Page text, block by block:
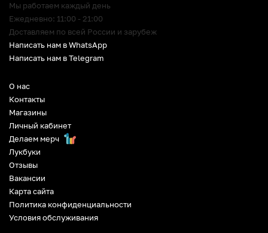
О нас
Контакты
Магазины
Личный кабинет
Делаем мерч
Лукбуки
Отзывы
Вакансии
Карта сайта
Политика конфиденциальности
Условия обслуживания
Мы работаем каждый день
Ежедневно: 11:00 - 21:00
Доставляем по всей России и зарубеж
Написать нам в WhatsApp
Написать нам в Telegram